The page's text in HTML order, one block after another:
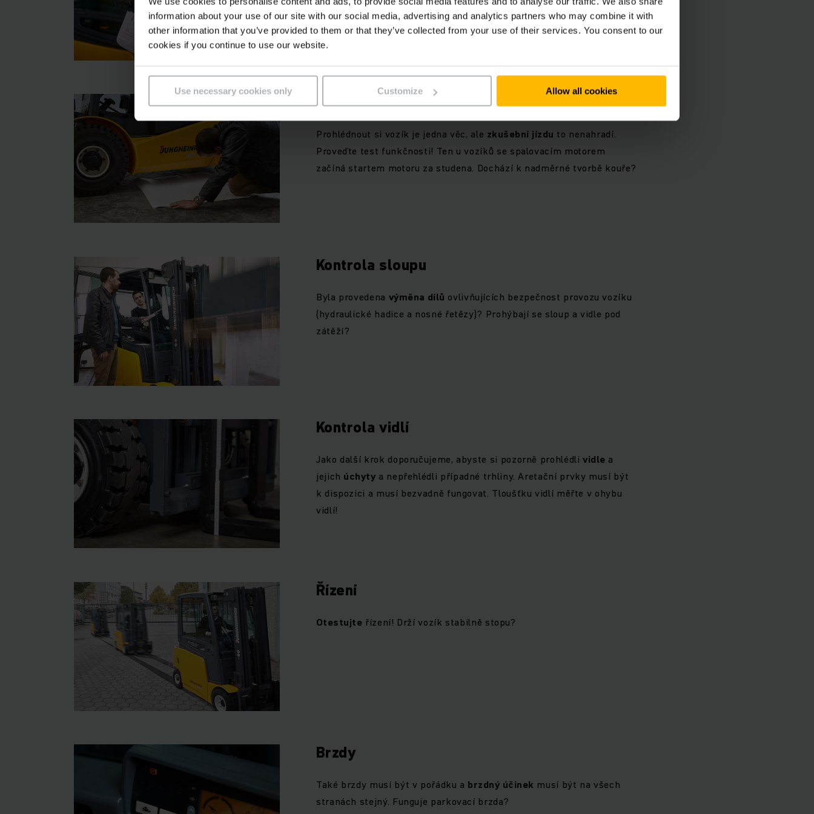
information about your use of our site with our social media, advertising and analytics partners who may combine it with
other information that you’ve provided to them or that they’ve collected from your use of their services. You consent to our
cookies if you continue to use our website.
Use necessary cookies only Customize Allow all cookies
protokolo úspěšném provedení kontroly bezpečnosti podle
lokálních předpisů, který dokazuje, že vozík splňuje pravidlaBOZP?
Kontrola motoru
Prohlédnout si vozík je jedna věc, ale zkušební jízdu to nenahradí.
Proveďte test funkčnosti! Ten u vozíků se spalovacím motorem
začíná startem motoru za studena. Dochází k nadměrné tvorbě kouře?
Kontrola sloupu
Byla provedena výměna dílů ovlivňujících bezpečnost provozu vozíku
(hydraulické hadice a nosné řetězy)? Prohýbají se sloup a vidle pod
zátěží?
Kontrola vidlí
Jako další krok doporučujeme, abyste si pozorně prohlédlividle a
jejich úchyty a nepřehlédli případné trhliny. Aretační prvky musí být
k dispozici a musí bezvadně fungovat. Tloušťku vidlí měřte v ohybu
vidlí!
Řízení
Otestujte řízení! Drží vozík stabilně stopu?
Brzdy
Také brzdy musí být v pořádku a brzdný účinek musí být na všech
stranách stejný. Funguje parkovací brzda?